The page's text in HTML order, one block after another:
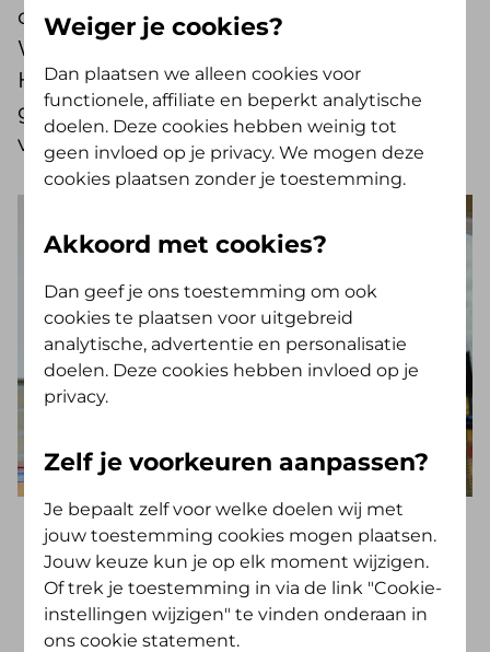
op. Gelukkig ontdekte hij
Wachtlijstbemiddeling van De Friesland.
Hierdoor kon Ties al binnen een week
geholpen worden. “Ik had nooit
verwacht dat het zó snel zou gaan."
Dankzij
Wachtlijstbemiddeling
kon ik binnen een week
Weiger je cookies?
Dan plaatsen we alleen cookies voor
functionele, affiliate en beperkt analytische
doelen. Deze cookies hebben weinig tot
geen invloed op je privacy. We mogen deze
cookies plaatsen zonder je toestemming.
Akkoord met cookies?
Dan geef je ons toestemming om ook
cookies te plaatsen voor uitgebreid
analytische, advertentie en personalisatie
doelen. Deze cookies hebben invloed op je
privacy.
Zelf je voorkeuren aanpassen?
Je bepaalt zelf voor welke doelen wij met
jouw toestemming cookies mogen plaatsen.
Jouw keuze kun je op elk moment wijzigen.
Of trek je toestemming in via de link "Cookie-
instellingen wijzigen" te vinden onderaan in
ons cookie statement.